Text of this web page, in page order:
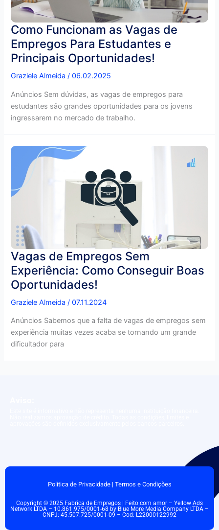
Como Funcionam as Vagas de
Empregos Para Estudantes e
Principais Oportunidades!
Graziele Almeida/06.02.2025
Anúncios Sem dúvidas, as vagas de empregos para
estudantes são grandes oportunidades para os jovens
ingressarem no mercado de trabalho.
Vagas de Empregos Sem
Experiência: Como Conseguir Boas
Oportunidades!
Graziele Almeida/07.11.2024
Anúncios Sabemos que a falta de vagas de empregos sem
experiência muitas vezes acaba se tornando um grande
dificultador para
Copyright © 2025 Fabrica de Empregos | Feito com amor – Yellow Ads
Network LTDA – 10.861.975/0001-68 by Blue More Media Company LTDA –
CNPJ: 45.507.725/0001-09 – Cod: L22000122992
Politica de Privacidade| Termos e Condições